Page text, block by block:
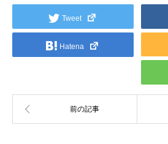
Tweet
Hatena